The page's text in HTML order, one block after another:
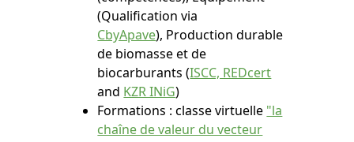
(Qualification via
CbyApave), Production durable
de biomasse et de
biocarburants (ISCC, REDcert
and KZR INiG)
Formations : classe virtuelle "la
chaîne de valeur du vecteur